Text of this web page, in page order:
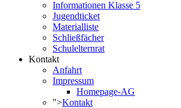
Informationen Klasse 5
Jugendticket
Materialliste
Schließfächer
Schulelternrat
Kontakt
Anfahrt
Impressum
Homepage-AG
">Kontakt